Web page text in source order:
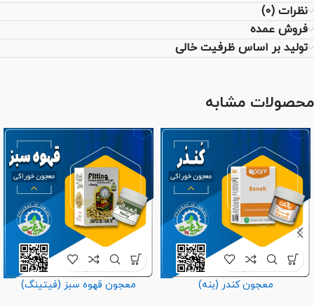
نظرات (0)
فروش عمده
تولید بر اساس ظرفیت خالی
محصولات مشابه
معجون کندر (بنه) معجون قهوه سبز (فیتینگ)